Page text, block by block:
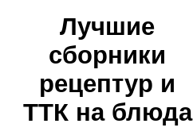
Лучшие
сборники
рецептур и
ТТК на блюда